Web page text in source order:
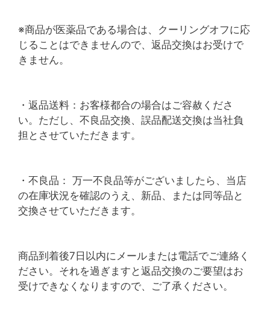
※商品が医薬品である場合は、クーリングオフに応
じることはできませんので、返品交換はお受けで
きません。
・返品送料：お客様都合の場合はご容赦くださ
い。ただし、不良品交換、誤品配送交換は当社負
担とさせていただきます。
・不良品： 万一不良品等がございましたら、当店
の在庫状況を確認のうえ、新品、または同等品と
交換させていただきます。
商品到着後7日以内にメールまたは電話でご連絡く
ださい。それを過ぎますと返品交換のご要望はお
受けできなくなりますので、ご了承ください。